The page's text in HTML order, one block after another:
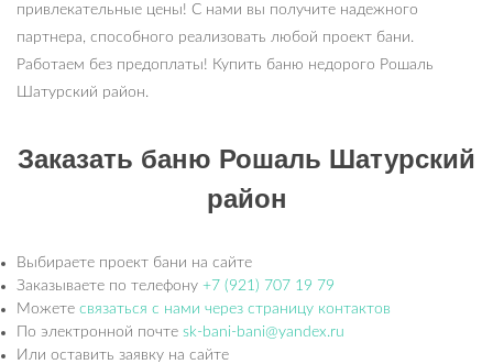
привлекательные цены! С нами вы получите надежного
партнера, способного реализовать любой проект бани.
Работаем без предоплаты! Купить баню недорого Рошаль
Шатурский район.
Заказать баню Рошаль Шатурский
район
Выбираете проект бани на сайте
Заказываете по телефону +7 (921) 707 19 79
Можете связаться с нами через страницу контактов
По электронной почте sk-bani-bani@yandex.ru
Или оставить заявку на сайте